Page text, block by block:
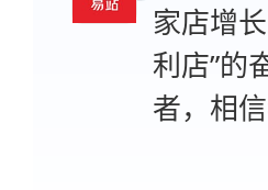
家店增
利店”的
者，相